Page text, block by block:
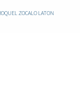
ZOCALO LATON